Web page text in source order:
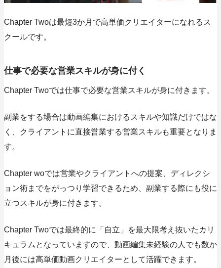
Chapter Twoは最短3か月で高単価クリエイターになれるス
クールです。
仕事で必要な営業スキルが身に付く
Chapter Twoでは仕事で必要な営業スキルが身に付きます。
副業をする場合は動画編集におけるスキルや知識だけではな
く、クライアントに直接営業する営業スキルも重要となりま
す。
Chapter woでは営業やクライアントへの提案、ディレクシ
ョン術までをがっつり学習できるため、副業する際にも役に
立つスキルが身に付きます。
Chapter Twoでは最終的に「自立」を最大限考え抜いたカリ
キュラムとなっていますので、動画編集未経験の人でも数か
月後には高単価動画クリエイターとして活躍できます。